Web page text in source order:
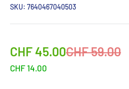
SKU: 7640467040503
Sonderpreis
CHF 45.00Normalpreis
CHF 59.00
CHF 14.00